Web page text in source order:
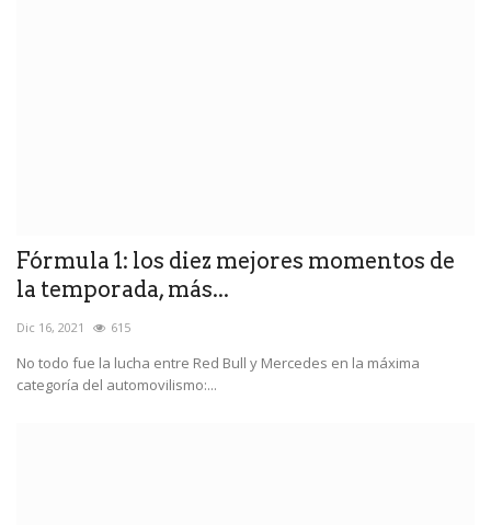
Fórmula 1: los diez mejores momentos de
la temporada, más...
Dic 16, 2021 615
No todo fue la lucha entre Red Bull y Mercedes en la máxima
categoría del automovilismo:...